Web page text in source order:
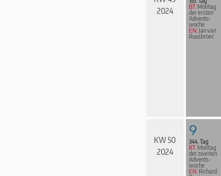
2024
BT: Montag
der ersten
Advents­
woche
EN: Jan van
Ruusbroec
KW 50
2024
9
344. Tag
BT: Montag
der zweiten
Advents­
woche
EN: Richard